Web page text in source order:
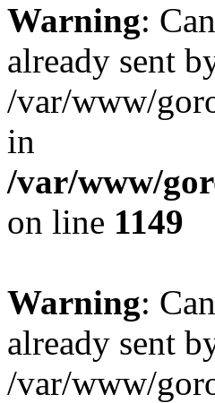
Warning:
already sent
/var/www/
in
/var/www/
on line 1149
Warning:
already sent
/var/www/